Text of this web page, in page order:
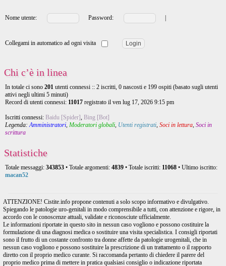
Nome utente: Password:
Collegami in automatico ad ogni visita
Chi c’è in linea
In totale ci sono 201 utenti connessi :: 2 iscritti, 0 nascosti e 199 ospiti (basato sugli utenti
attivi negli ultimi 5 minuti)
Record di utenti connessi: 11017 registrato il ven lug 17, 2026 9:15 pm
Iscritti connessi: Baidu [Spider], Bing [Bot]
Legenda:Amministratori, Moderatori globali, Utenti registrati, Soci in lettura, Soci in
scrittura
Statistiche
Totale messaggi: 343853 • Totale argomenti: 4839 • Totale iscritti: 11068 • Ultimo iscritto:
macan52
ATTENZIONE! Cistite.info propone contenuti a solo scopo informativo e divulgativo.
Spiegando le patologie uro-genitali in modo comprensibile a tutti, con attenzione e rigore, in
accordo con le conoscenze attuali, validate e riconosciute ufficialmente.
Le informazioni riportate in questo sito in nessun caso vogliono e possono costituire la
formulazione di una diagnosi medica o sostituire una visita specialistica. I consigli riportati
sono il frutto di un costante confronto tra donne affette da patologie urogenitali, che in
nessun caso vogliono e possono sostituire la prescrizione di un trattamento o il rapporto
diretto con il proprio medico curante. Si raccomanda pertanto di chiedere il parere del
proprio medico prima di mettere in pratica qualsiasi consiglio o indicazione riportata